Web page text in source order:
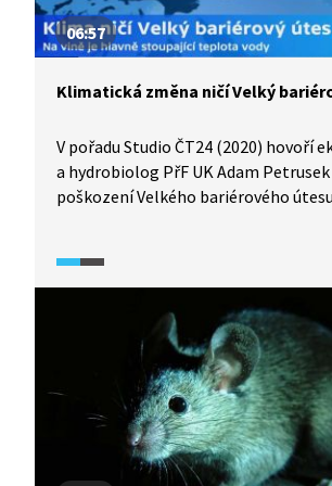
06:57
Klimatická změna ničí Velký
V pořadu Studio ČT24 (2020) hovoří
a hydrobiolog PřF UK Adam
poškození Velkého bariérového
úbytek nastal v posledních 10 letech.
způsobená klimatickou změnou.